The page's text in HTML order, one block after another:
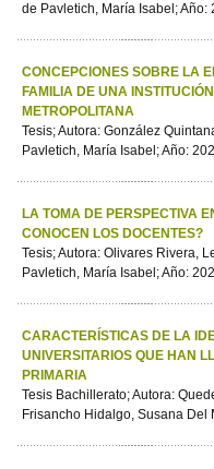
de Pavletich, María Isabel; Año:
CONCEPCIONES SOBRE LA
FAMILIA DE UNA
METROPOLITANA
Tesis; Autora: González
Pavletich, María Isabel; Año:
LA TOMA DE PERSPECTIVA
CONOCEN LOS DOCENTES?
Tesis; Autora: Olivares Rivera,
Pavletich, María Isabel; Año:
CARACTERÍSTICAS DE LA
UNIVERSITARIOS QUE HAN
PRIMARIA
Tesis Bachillerato; Autora:
Frisancho Hidalgo, Susana Del